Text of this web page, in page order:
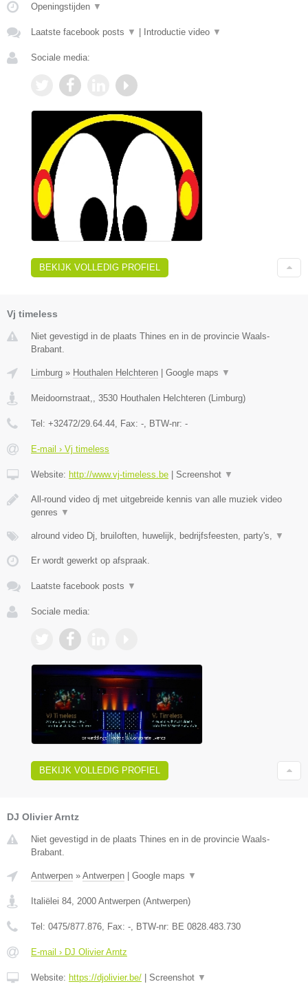
Openingstijden ▼
Laatste facebook posts ▼ Introductie video ▼
Sociale media:
BEKIJK VOLLEDIG PROFIEL
Vj timeless
Niet gevestigd in de plaats Thines en in de provincie Waals-
Brabant.
Limburg » Houthalen Helchteren Google maps ▼
Meidoornstraat,, 3530 Houthalen Helchteren (Limburg)
Tel: +32472/29.64.44, Fax: -, BTW-nr: -
E-mail › Vj timeless
Website: http://www.vj-timeless.be Screenshot ▼
All-round video dj met uitgebreide kennis van alle muziek video
genres ▼
alround video Dj, bruiloften, huwelijk, bedrijfsfeesten, party's, ▼
Er wordt gewerkt op afspraak.
Laatste facebook posts ▼
Sociale media:
BEKIJK VOLLEDIG PROFIEL
DJ Olivier Arntz
Niet gevestigd in de plaats Thines en in de provincie Waals-
Brabant.
Antwerpen » Antwerpen Google maps ▼
Italiëlei 84, 2000 Antwerpen (Antwerpen)
Tel: 0475/877.876, Fax: -, BTW-nr: BE 0828.483.730
E-mail › DJ Olivier Arntz
Website: https://djolivier.be/ Screenshot ▼